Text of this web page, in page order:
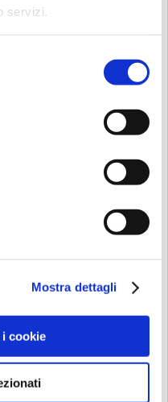
servizi.
Mostra dettagli
cookie